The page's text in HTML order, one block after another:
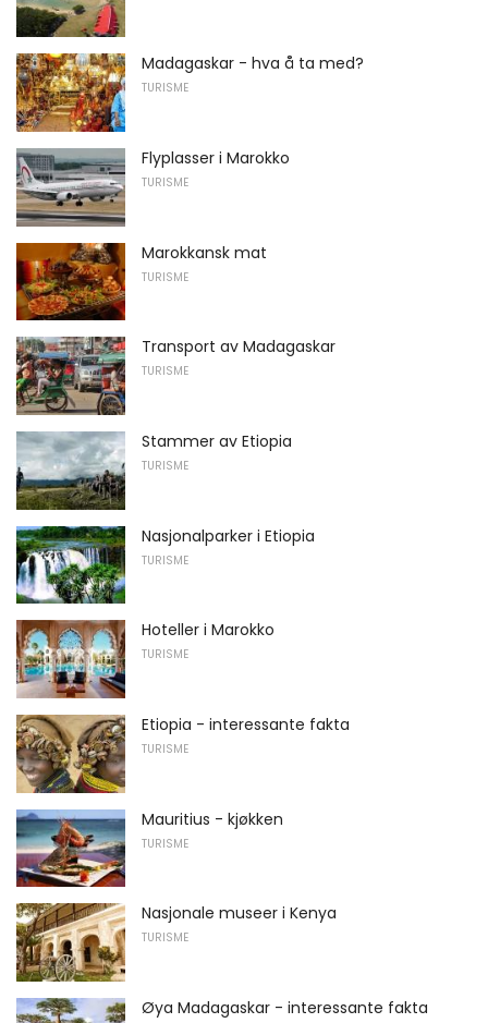
Madagaskar - hva å ta med?
TURISME
Flyplasser i Marokko
TURISME
Marokkansk mat
TURISME
Transport av Madagaskar
TURISME
Stammer av Etiopia
TURISME
Nasjonalparker i Etiopia
TURISME
Hoteller i Marokko
TURISME
Etiopia - interessante fakta
TURISME
Mauritius - kjøkken
TURISME
Nasjonale museer i Kenya
TURISME
Øya Madagaskar - interessante fakta